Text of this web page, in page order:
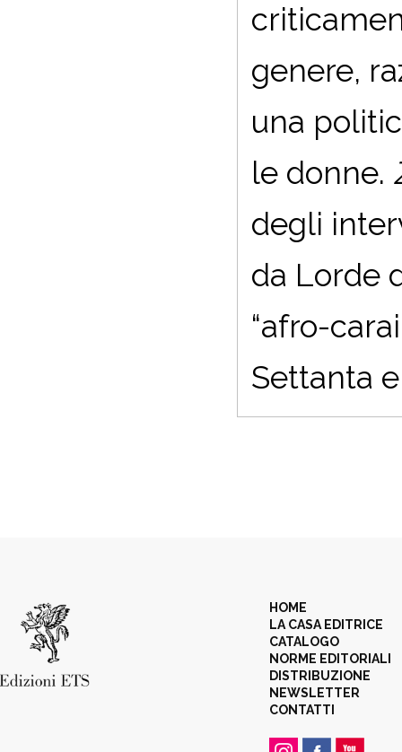
genere,
una
le donne.
degli
da Lorde
“afro-
Settanta
HOME
LA CASA EDITRICE
CATALOGO
NORME EDITORIALI
DISTRIBUZIONE
NEWSLETTER
CONTATTI